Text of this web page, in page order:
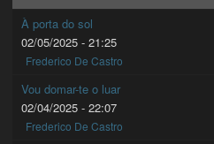
À porta do sol
02/05/2025 - 21:25
Frederico De Castro
Vou domar-te o luar
02/04/2025 - 22:07
Frederico De Castro